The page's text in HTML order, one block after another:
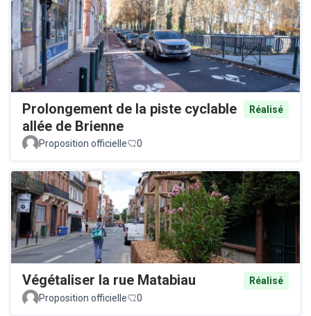
Prolongement de la piste cyclable
allée de Brienne
Réalisé
Proposition officielle 0
Végétaliser la rue Matabiau
Réalisé
Proposition officielle
0